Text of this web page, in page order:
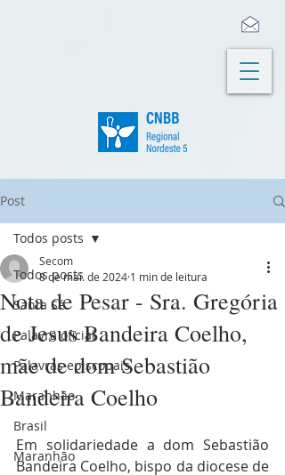
Post
Todos posts
Santa Sé
Palavra oficial
Palavras episcopais
Maranhão
Brasil
Maranhão
Todos posts
Nota de Pesar - Sra. Gregória
de Jesus Bandeira Coelho,
mãe de dom Sebastião
Bandeira Coelho
Secom
8 de mai. de 2024 1 min de leitura
Em solidariedade a dom Sebastião
Bandeira Coelho, bispo da diocese de